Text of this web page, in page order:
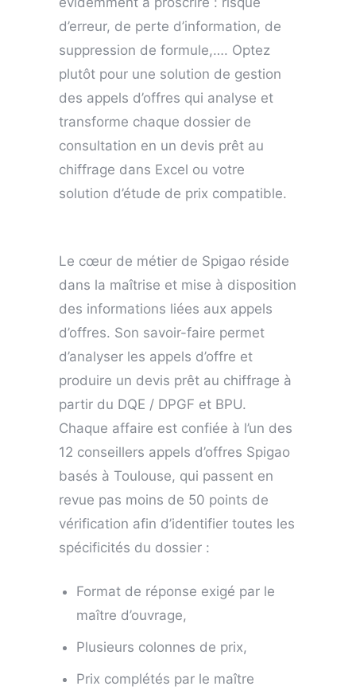
d’erreur, de perte d’information, de
suppression de formule,…. Optez
plutôt pour une solution de gestion
des appels d’offres qui analyse et
transforme chaque dossier de
consultation en un devis prêt au
chiffrage dans Excel ou votre
solution d’étude de prix compatible.
Le cœur de métier de Spigao réside
dans la maîtrise et mise à disposition
des informations liées aux appels
d’offres. Son savoir-faire permet
d’analyser les appels d’offre et
produire un devis prêt au chiffrage à
partir du DQE / DPGF et BPU.
Chaque affaire est confiée à l’un des
12 conseillers appels d’offres Spigao
basés à Toulouse, qui passent en
revue pas moins de 50 points de
vérification afin d’identifier toutes les
spécificités du dossier :
Format de réponse exigé par le
maître d’ouvrage,
Plusieurs colonnes de prix,
Prix complétés par le maître